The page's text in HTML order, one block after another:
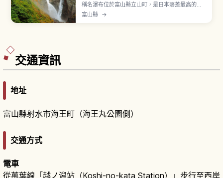
稱名瀑布位於富山縣立山町，是日本落差最高的瀑
布，高達350公尺，春季雪融時還有期間限定的
「榛之木瀑布」一同奔流。文章將介紹通往瀑布的
富山縣 →
交通資訊
地址
富山縣射水市海王町（海王丸公園側）
交通方式
電車
從萬葉線「越ノ潟站（Koshi-no-kata Station）」步行至西岸